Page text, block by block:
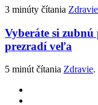
3 minúty čítania Zdravie
Vyberáte si zubnú
prezradí veľa
5 minút čítania Zdravie.